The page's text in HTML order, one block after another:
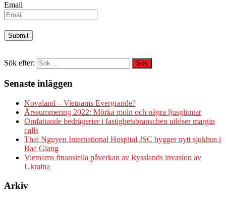
Email
Sök efter:
Senaste inläggen
Novaland – Vietnams Evergrande?
Årssummering 2022: Mörka moln och några ljusglimtar
Omfattande bedrägerier i fastighetsbranschen utlöser margin
calls
Thai Nguyen International Hospital JSC bygger nytt sjukhus i
Bac Giang
Vietnams finansiella påverkan av Rysslands invasion av
Ukraina
Arkiv